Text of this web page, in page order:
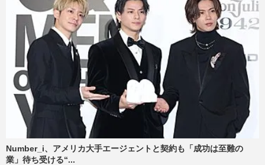
Number_i、アメリカ大手エージェントと契約も「成功は至難の
業」待ち受ける“...